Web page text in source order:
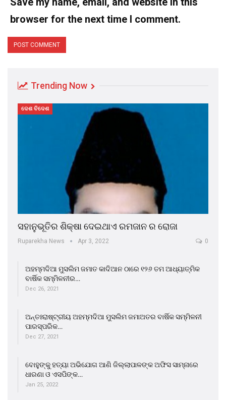
browser for the next time I comment.
Trending Now
ଦେଶ ବିଦେଶ
ସହାନୁଭୂତିର ଶିକ୍ଷା ଦେଇଥାଏ ରମଜାନ ର ରୋଜା
Ruparekha News Apr 3, 2022 0
ଅହମ୍ମଦିଆ ମୁସଲିମ ଜମାତ କାଦିଆନ ଠାରେ ୧୨୬ ତମ ଆଧ୍ୟାତ୍ମିକ
ବାର୍ଷିକ ସମ୍ମିଳନୀର…
Dec 26, 2021
ଅନ୍ତଃରାଷ୍ଟ୍ରୀୟ ଅହମ୍ମଦିଆ ମୁସଲିମ ଜମାଅତର ବାର୍ଷିକ ସମ୍ମିଳନୀ
ପାରସ୍ପରିକ…
Dec 27, 2021
ବୋହୁଙ୍କୁ ହତ୍ୟା ଅଭିଯୋଗ ଆଣି ଜିଲ୍ଲାପାଳଙ୍କ ଅଫିସ ସାମ୍ନାରେ
ଧାରଣା ଓ ଏସପିଙ୍କ…
Jan 25, 2022